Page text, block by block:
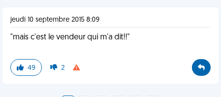
jeudi 10 septembre 2015 8:09
"mais c'est le vendeur qui m'a dit!!"
49 2